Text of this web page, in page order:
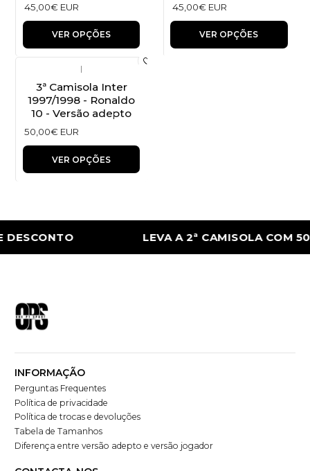
45,00€ EUR
VER OPÇÕES
45,00€ EUR
VER OPÇÕES
3ª Camisola Inter
1997/1998 - Ronaldo
10 - Versão adepto
50,00€ EUR
VER OPÇÕES
LEVA A 2ª CAMISOLA COM
INFORMAÇÃO
Perguntas Frequentes
Política de privacidade
Política de trocas e devoluções
Tabela de Tamanhos
Diferença entre versão adepto e versão jogador